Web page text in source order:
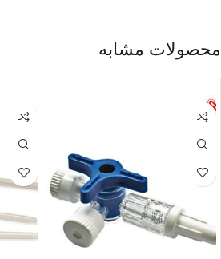
محصولات مشابه